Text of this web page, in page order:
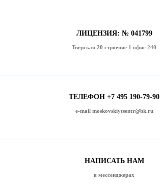
ЛИЦЕНЗИЯ: № 041799
Тверская 20 строение 1 офис 240
ТЕЛЕФОН +7 495 190-79-90
e-mail moskovskiytsentr@bk.ru
НАПИСАТЬ НАМ
в мессенджерах